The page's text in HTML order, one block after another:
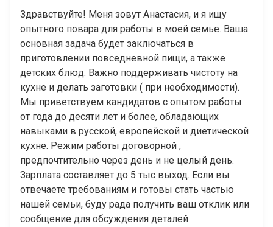
Здравствуйте! Меня зовут Анастасия, и я ищу
опытного повара для работы в моей семье. Ваша
основная задача будет заключаться в
приготовлении повседневной пищи, а также
детских блюд. Важно поддерживать чистоту на
кухне и делать заготовки ( при необходимости).
Мы приветствуем кандидатов с опытом работы
от года до десяти лет и более, обладающих
навыками в русской, европейской и диетической
кухне. Режим работы договорной ,
предпочтительно через день и не целый день.
Зарплата составляет до 5 тыс выход. Если вы
отвечаете требованиям и готовы стать частью
нашей семьи, буду рада получить ваш отклик или
сообщение для обсуждения деталей